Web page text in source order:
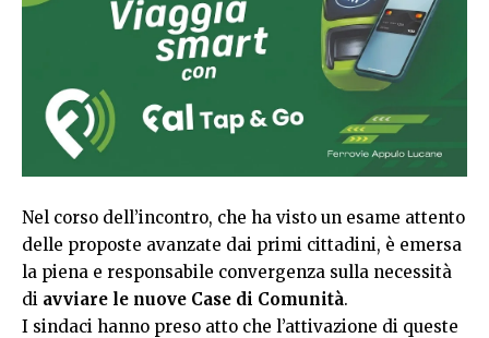
Nel corso dell’incontro, che ha visto un esame attento
delle proposte avanzate dai primi cittadini, è emersa
la piena e responsabile convergenza sulla necessità
di avviare le nuove Case di Comunità.
I sindaci hanno preso atto che l’attivazione di queste